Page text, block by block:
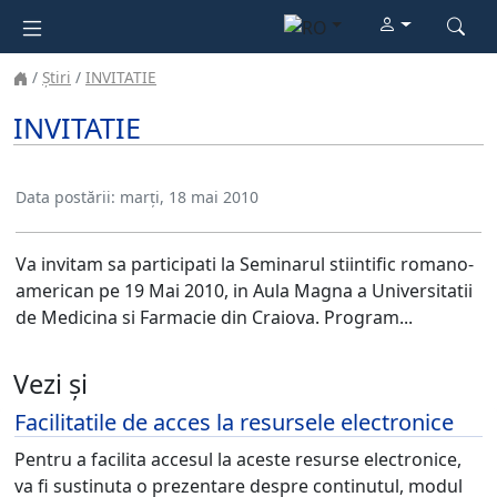
Știri INVITATIE
INVITATIE
Data postării: marți, 18 mai 2010
Va invitam sa participati la Seminarul stiintific romano-
american pe 19 Mai 2010, in Aula Magna a Universitatii
de Medicina si Farmacie din Craiova. Program...
Vezi și
Facilitatile de acces la resursele electronice
Pentru a facilita accesul la aceste resurse electronice,
va fi sustinuta o prezentare despre continutul, modul